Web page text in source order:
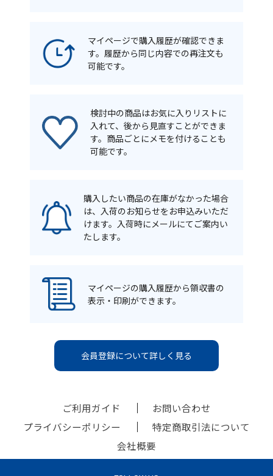
マイページで購入履歴が確認できま
す。履歴から同じ内容での再注文も
可能です。
検討中の商品はお気に入りリストに
入れて、後から見直すことができま
す。商品ごとにメモを付けることも
可能です。
購入したい商品の在庫がなかった場合
は、入荷のお知らせをお申込みいただ
けます。入荷時にメールにてご案内い
たします。
マイページの購入履歴から領収書の
表示・印刷ができます。
会員登録について詳しく見る
ご利用ガイド
お問い合わせ
プライバシーポリシー
特定商取引法について
会社概要